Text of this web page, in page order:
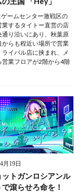
ゲームセンター激戦区の
業するタイトー直営の店
通り沿いにあり、秋葉原
からも程近い場所で営業
ライバル店に挟まれ、メ
営業フロアが2階から4階
月19日
トガンロシアンル
滾らせろ命を！